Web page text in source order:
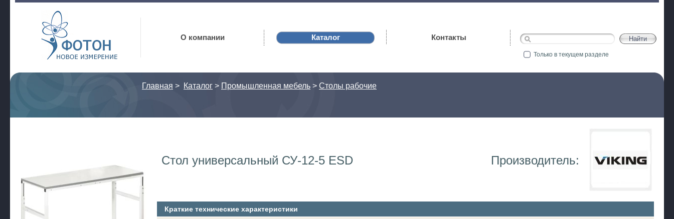
Фотон
О компании Каталог Контакты
Только в текущем разделе
Главная > Каталог > Промышленная мебель > Столы рабочие
Стол универсальный СУ-12-5 ESD Производитель:
Краткие технические характеристики